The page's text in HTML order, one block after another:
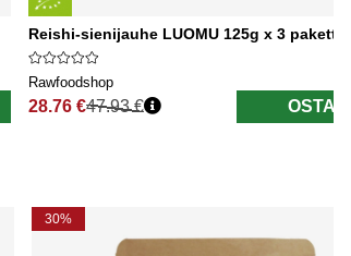
Reishi-sienijauhe LUOMU 125g x 3 pakettia
Rawfoodshop
28.76 €
Normaali hinta
47.93 € OSTA
30%